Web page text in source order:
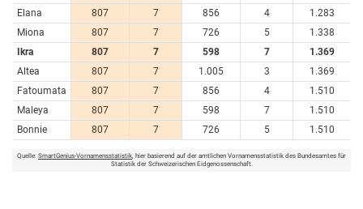
Elana
807 7 856 4
1.283
Miona
807 7 726 5
1.338
Ikra
807 7 598 7
1.369
Altea
807 7 1.005 3
1.369
Fatoumata
807 7 856 4
1.510
Maleya
807 7 598 7
1.510
Bonnie
807 7 726 5 1.510
Quelle: SmartGenius-Vornamensstatistik , hier basierend auf der amtlichen Vornamensstatistik des Bundesamtes für
Statistik der Schweizerischen Eidgenossenschaft.